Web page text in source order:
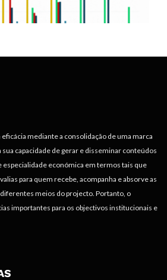
mediante a consolidação de uma marca
sua capacidade de gerar e disseminar conteúdos
económica em termos tais que
para quem recebe, acompanha e absorve as
meios do projecto. Portanto, o
importantes para os objectivos institucionais e